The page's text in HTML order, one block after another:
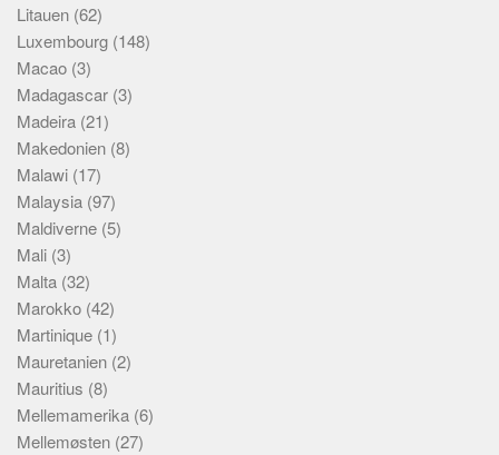
Litauen (62)
Luxembourg (148)
Macao (3)
Madagascar (3)
Madeira (21)
Makedonien (8)
Malawi (17)
Malaysia (97)
Maldiverne (5)
Mali (3)
Malta (32)
Marokko (42)
Martinique (1)
Mauretanien (2)
Mauritius (8)
Mellemamerika (6)
Mellemøsten (27)